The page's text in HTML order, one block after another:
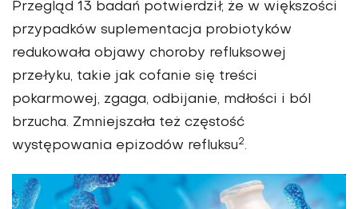
Przegląd 13 badań potwierdził, że w większości
przypadków suplementacja probiotyków
redukowała objawy choroby refluksowej
przełyku, takie jak cofanie się treści
pokarmowej, zgaga, odbijanie, mdłości i ból
brzucha. Zmniejszała też częstość
występowania epizodów refluksu2.